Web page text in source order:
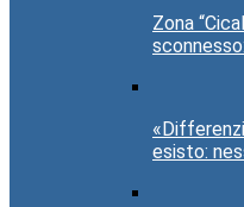
Zona
esisto: